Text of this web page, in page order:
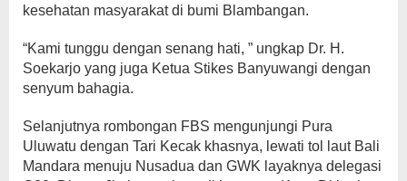
kesehatan masyarakat di bumi Blambangan.
“Kami tunggu dengan senang hati, ” ungkap Dr. H.
Soekarjo yang juga Ketua Stikes Banyuwangi dengan
senyum bahagia.
Selanjutnya rombongan FBS mengunjungi Pura
Uluwatu dengan Tari Kecak khasnya, lewati tol laut Bali
Mandara menuju Nusadua dan GWK layaknya delegasi